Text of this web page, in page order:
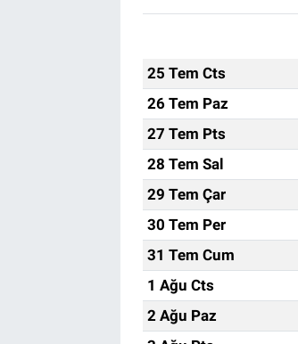
25 Tem Cts
26 Tem Paz
27 Tem Pts
28 Tem Sal
29 Tem Çar
30 Tem Per
31 Tem Cum
1 Ağu Cts
2 Ağu Paz